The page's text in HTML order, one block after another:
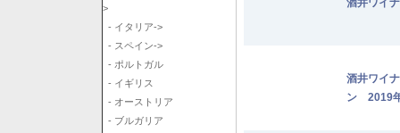
>
- イタリア->
- スペイン->
- ポルトガル
- イギリス
- オーストリア
- ブルガリア
酒井ワイ
酒井ワイ
ン 2019